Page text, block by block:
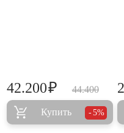
44.400
42.200₽
Купить 5%